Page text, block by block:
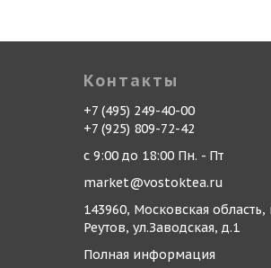
Контакты
+7 (495) 249-40-00
+7 (925) 809-72-42
с 9:00 до 18:00 Пн. - Пт
market@vostoktea.ru
143960, Московская область,
Реутов, ул.Заводская, д.1
Полная информация